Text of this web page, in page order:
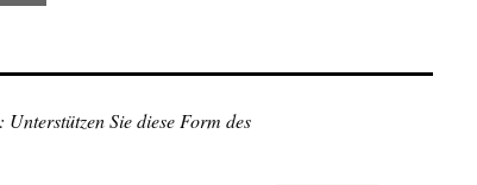
Sie diese Form des